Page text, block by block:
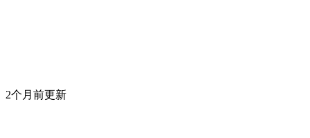
2个月前更新